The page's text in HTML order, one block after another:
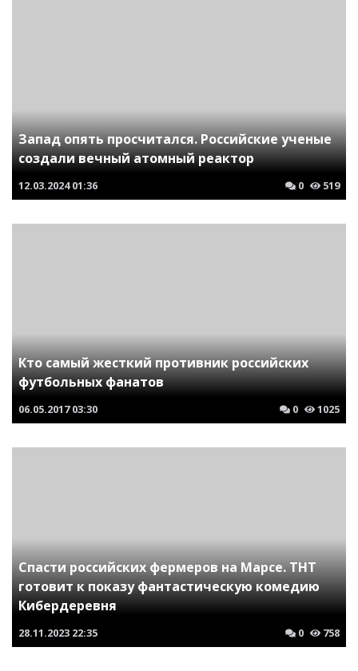
Запад опять просчитался. Российские ученые
создали вечный атомный реактор
12.03.2024 01:36 0 519
Кто самый жесткий противник российских
футбольных фанатов
06.05.2017 03:30 0 1025
Спасти российских фермеров на Марсе. ТНТ
готовит к показу фантастическую комедию
Кибердеревня
28.11.2023 22:35 0 758